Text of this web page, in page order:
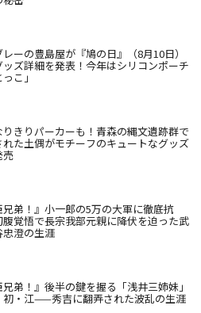
ーの豊島屋が『鳩の日』（8月10日）
ッズ詳細を発表！今年はシリコンポーチ
っこ」
りきりパーカーも！青森の縄文遺跡群で
れた土偶がモチーフのキュートなグッズ
売
兄弟！』小一郎の5万の大軍に徹底抗
腹覚悟で長宗我部元親に降伏を迫った武
忠澄の生涯
兄弟！』後半の鍵を握る「浅井三姉妹」
初・江——秀吉に翻弄された波乱の生涯